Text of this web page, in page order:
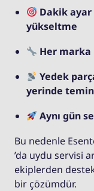
Dakik ayar
yükseltme
Her marka
Yedek
yerinde
Aynı gün
Bu nedenle
’da uydu servisi
ekiplerden
bir çözümdür.